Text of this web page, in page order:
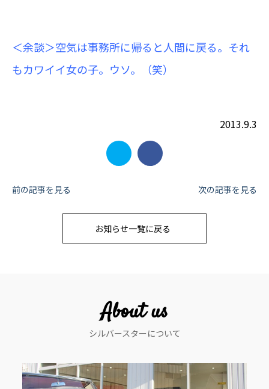
＜余談＞空気は事務所に帰ると人間に戻る。それ
もカワイイ女の子。ウソ。（笑）
2013.9.3
投
ン
前の記事を見る 次の記事を見る
お知らせ一覧に戻る
About us
シルバースターについて